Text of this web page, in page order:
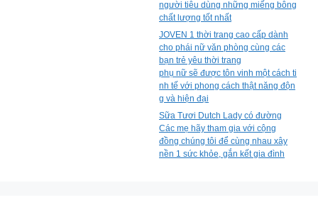
người tiêu dùng những miếng bông
chất lượng tốt nhất
JOVEN 1 thời trang cao cấp dành
cho phái nữ văn phòng cùng các
bạn trẻ yêu thời trang
phụ nữ sẽ được tôn vinh một cách ti
nh tế với phong cách thật năng độn
g và hiện đại
Sữa Tươi Dutch Lady có đường
Các mẹ hãy tham gia với cộng
đồng chúng tôi để cùng nhau xây
nền 1 sức khỏe, gắn kết gia đình